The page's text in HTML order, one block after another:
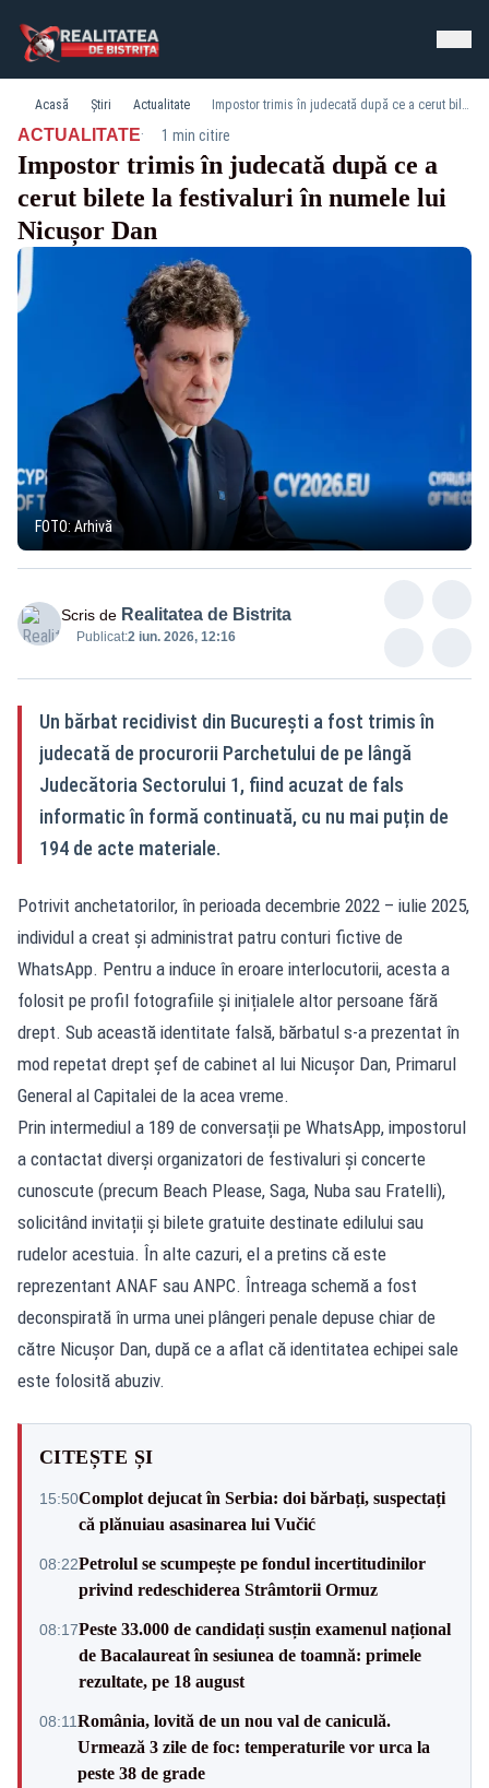
Acasă Știri Actualitate Impostor trimis în judecată după ce a cerut bilete la festivaluri în numele lui Nicușor Dan
ACTUALITATE· 1 min citire
Impostor trimis în judecată după ce a
cerut bilete la festivaluri în numele lui
Nicușor Dan
FOTO: Arhivă
Scris de Realitatea de Bistrita
Publicat:2 iun. 2026, 12:16
Un bărbat recidivist din București a fost trimis în
judecată de procurorii Parchetului de pe lângă
Judecătoria Sectorului 1, fiind acuzat de fals
informatic în formă continuată, cu nu mai puțin de
194 de acte materiale.
Potrivit anchetatorilor, în perioada decembrie 2022 – iulie 2025,
individul a creat și administrat patru conturi fictive de
WhatsApp. Pentru a induce în eroare interlocutorii, acesta a
folosit pe profil fotografiile și inițialele altor persoane fără
drept. Sub această identitate falsă, bărbatul s-a prezentat în
mod repetat drept șef de cabinet al lui Nicușor Dan, Primarul
General al Capitalei de la acea vreme.
Prin intermediul a 189 de conversații pe WhatsApp, impostorul
a contactat diverși organizatori de festivaluri și concerte
cunoscute (precum Beach Please, Saga, Nuba sau Fratelli),
solicitând invitații și bilete gratuite destinate edilului sau
rudelor acestuia. În alte cazuri, el a pretins că este
reprezentant ANAF sau ANPC. Întreaga schemă a fost
deconspirată în urma unei plângeri penale depuse chiar de
către Nicușor Dan, după ce a aflat că identitatea echipei sale
este folosită abuziv.
CITEȘTE ȘI
15:50Complot dejucat în Serbia: doi bărbați, suspectați
că plănuiau asasinarea lui Vučić
08:22Petrolul se scumpește pe fondul incertitudinilor
privind redeschiderea Strâmtorii Ormuz
08:17Peste 33.000 de candidați susțin examenul național
de Bacalaureat în sesiunea de toamnă: primele
rezultate, pe 18 august
08:11România, lovită de un nou val de caniculă.
Urmează 3 zile de foc: temperaturile vor urca la
peste 38 de grade